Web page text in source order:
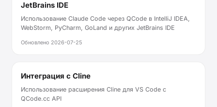
JetBrains IDE
Использование Claude Code через QCode в IntelliJ IDEA,
WebStorm, PyCharm, GoLand и других JetBrains IDE
Обновлено 2026-07-25
Интеграция с Cline
Использование расширения Cline для VS Code с
QCode.cc API